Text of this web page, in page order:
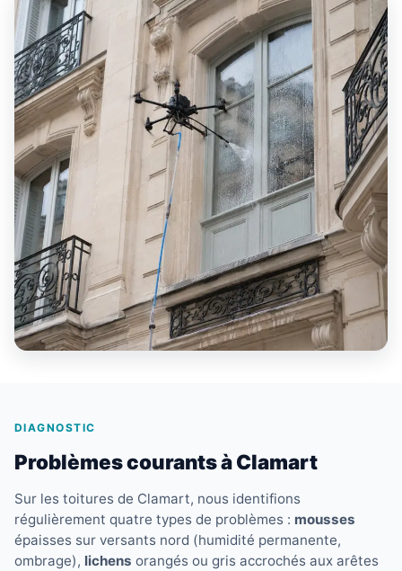
DIAGNOSTIC
Problèmes courants à Clamart
Sur les toitures de Clamart, nous identifions
régulièrement quatre types de problèmes : mousses
épaisses sur versants nord (humidité permanente,
ombrage), lichens orangés ou gris accrochés aux arêtes